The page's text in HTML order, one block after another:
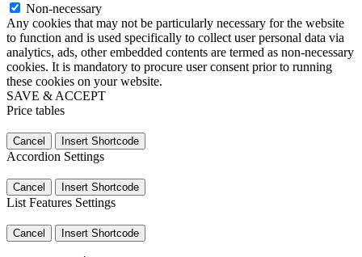
Non-necessary
Any cookies that may not be particularly necessary for the website
to function and is used specifically to collect user personal data via
analytics, ads, other embedded contents are termed as non-necessary
cookies. It is mandatory to procure user consent prior to running
these cookies on your website.
SAVE & ACCEPT
Price tables
Cancel Insert Shortcode
Accordion Settings
Cancel Insert Shortcode
List Features Settings
Cancel Insert Shortcode